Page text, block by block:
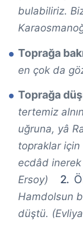
bulabiliriz.
Toprağa
en çok da
Toprağa
tertemiz
uğruna, yâ
topraklar
ecdâd inerek
Ersoy)
Hamdolsun
düştü.